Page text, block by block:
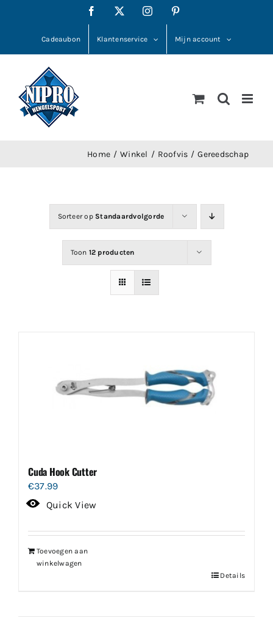
Facebook Instagram
Cadeaubon Klantenservice Mijn account
Home Winkel Roofvis Gereedschap
Sorteer op Standaardvolgorde
Toon 12 producten
Cuda Hook Cutter
€37.99
Quick View
Toevoegen aan
winkelwagen
Details